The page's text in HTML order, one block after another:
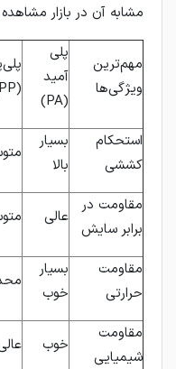
مشابه آن در بازار
مهم‌ترین
ویژگی‌ها
پلی
آمید
(PA)
(PP)
استحکام
کششی
بسیار
بالا
مقاومت در
برابر سایش
عالی
مقاومت
حرارتی
بسیار
خوب
مقاومت
شیمیایی
خوب